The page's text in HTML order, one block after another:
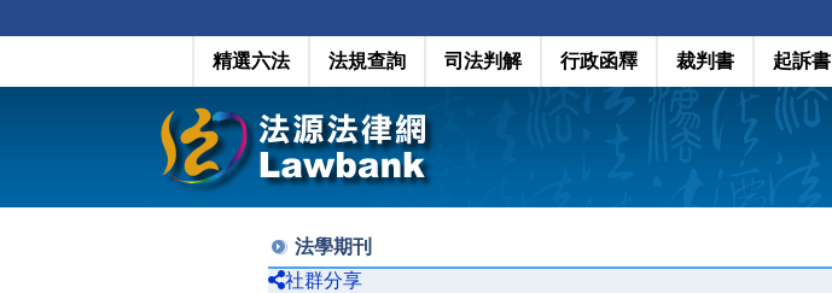
精選六法 法規查詢 司法判解 行政函釋 裁判書 起訴書
法學期刊
社群分享